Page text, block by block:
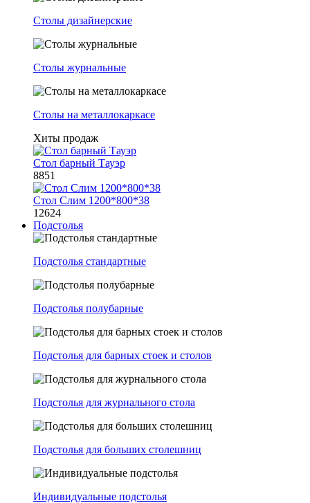
Столы дизайнерские
Столы журнальные
Столы на металлокаркасе
Хиты продаж
Стол барный Тауэр
8851
Стол Слим 1200*800*38
12624
Подстолья
Подстолья стандартные
Подстолья полубарные
Подстолья для барных стоек и столов
Подстолья для журнального стола
Подстолья для больших столешниц
Индивидуальные подстолья